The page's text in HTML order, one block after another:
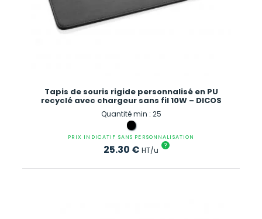
Tapis de souris rigide personnalisé en PU
recyclé avec chargeur sans fil 10W – DICOS
Quantité min : 25
PRIX INDICATIF SANS PERSONNALISATION
25.30 € HT/u ?